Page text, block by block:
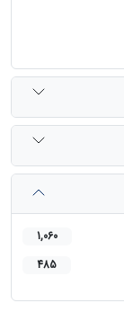
1,060
485